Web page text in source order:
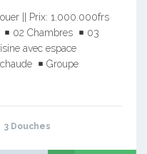
|| Prix: 1.000.000frs
02 Chambres
03
avec espace
Groupe
3 Douches